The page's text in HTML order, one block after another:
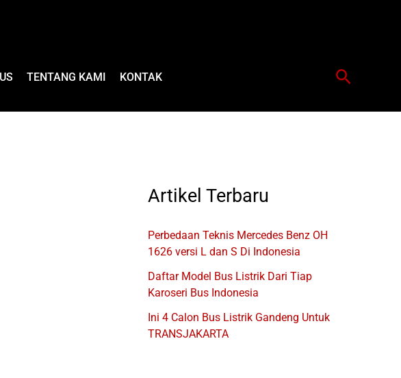
TENTANG KAMI KONTAK Cari
Artikel Terbaru
Perbedaan Teknis Mercedes Benz OH
1626 versi L dan S Di Indonesia
Daftar Model Bus Listrik Dari Tiap
Karoseri Bus Indonesia
Ini 4 Calon Bus Listrik Gandeng Untuk
TRANSJAKARTA